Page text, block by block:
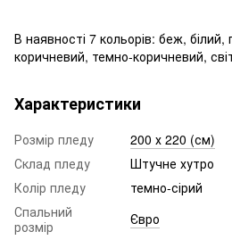
В наявності 7 кольорів: беж, білий,
коричневий, темно-коричневий,
Характеристики
Розмір пледу
200 х 220 (см)
Склад пледу
Штучне хутро
Колір пледу
темно-сірий
Спальний
розмір
Євро